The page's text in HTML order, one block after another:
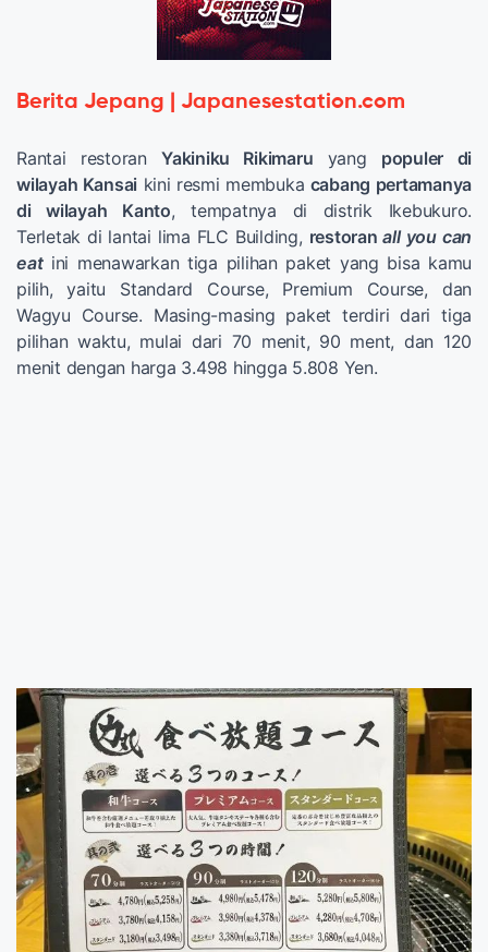
Berita Jepang | Japanesestation.com
Rantai restoranYakiniku Rikimaru yang populer di
wilayah Kansai kini resmi membuka cabang pertamanya
di wilayah Kanto, tempatnya di distrik Ikebukuro.
Terletak di lantai lima FLC Building, restoranall you can
eatini menawarkan tiga pilihan paket yang bisa kamu
pilih, yaitu Standard Course, Premium Course, dan
Wagyu Course. Masing-masing paket terdiri dari tiga
pilihan waktu, mulai dari 70 menit, 90 ment, dan 120
menit dengan harga 3.498 hingga 5.808 Yen.